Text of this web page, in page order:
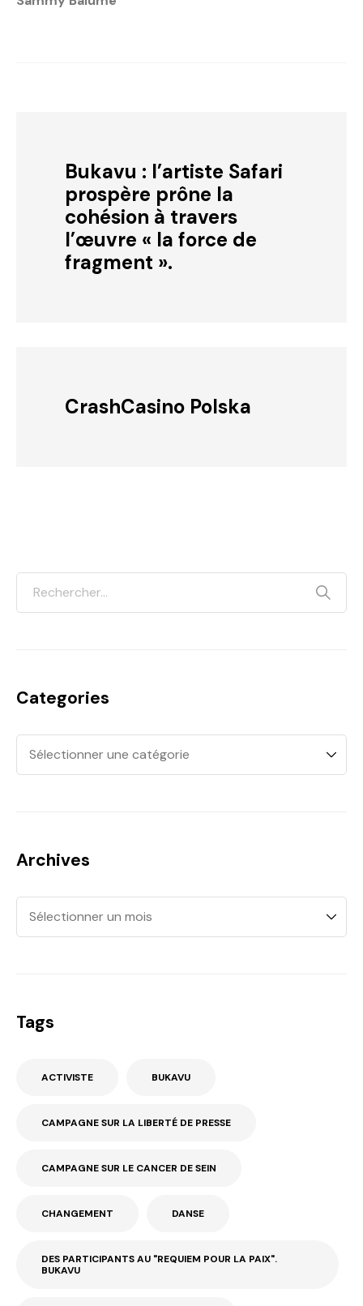
Bukavu : l’artiste Safari
prospère prône la
cohésion à travers
l’œuvre « la force de
fragment ».
CrashCasino Polska
Categories
Archives
Tags
ACTIVISTE BUKAVU
CAMPAGNE SUR LA LIBERTÉ DE PRESSE
CAMPAGNE SUR LE CANCER DE SEIN
CHANGEMENT DANSE
DES PARTICIPANTS AU "REQUIEM POUR LA PAIX".
BUKAVU